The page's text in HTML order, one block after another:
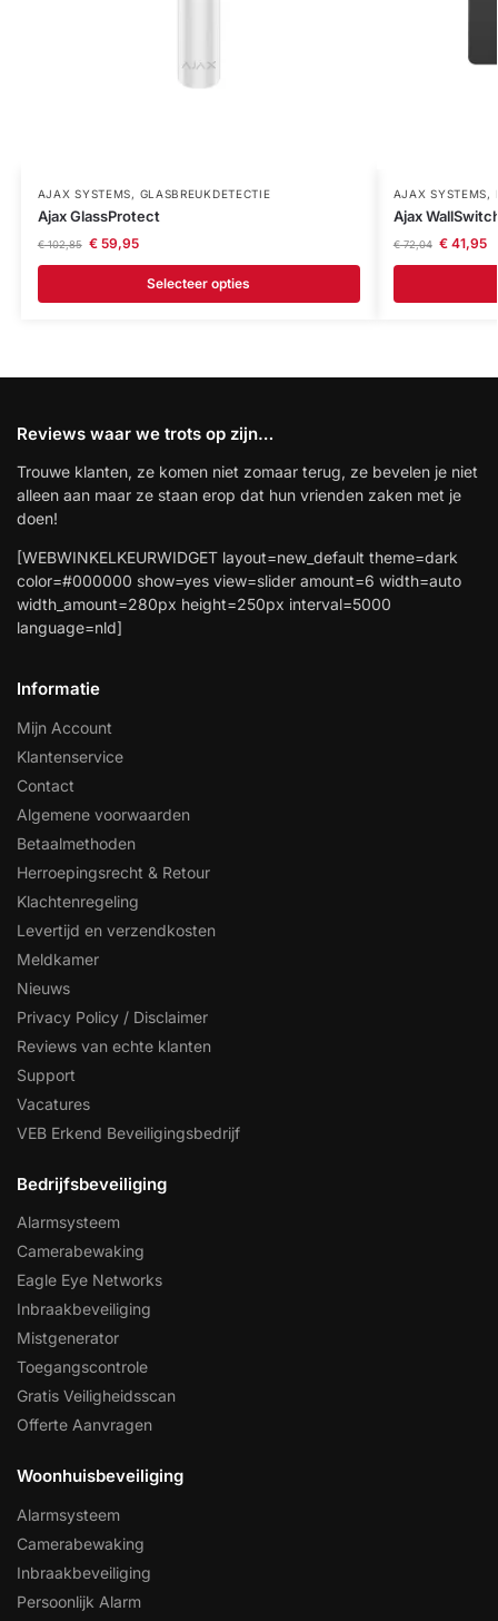
AJAX SYSTEMS, GLASBREUKDETECTIE
Ajax GlassProtect
€102,85 €59,95
Selecteer opties
AJAX SYSTEMS,
Ajax
€72,04 €41,95
Reviews waar we trots op zijn…
Trouwe klanten, ze komen niet zomaar terug, ze bevelen je niet
alleen aan maar ze staan erop dat hun vrienden zaken met je
doen!
[WEBWINKELKEURWIDGET layout=new_default theme=dark
color=#000000 show=yes view=slider amount=6 width=auto
width_amount=280px height=250px interval=5000
language=nld]
Informatie
Mijn Account
Klantenservice
Contact
Algemene voorwaarden
Betaalmethoden
Herroepingsrecht & Retour
Klachtenregeling
Levertijd en verzendkosten
Meldkamer
Nieuws
Privacy Policy / Disclaimer
Reviews van echte klanten
Support
Vacatures
VEB Erkend Beveiligingsbedrijf
Bedrijfsbeveiliging
Alarmsysteem
Camerabewaking
Eagle Eye Networks
Inbraakbeveiliging
Mistgenerator
Toegangscontrole
Gratis Veiligheidsscan
Offerte Aanvragen
Woonhuisbeveiliging
Alarmsysteem
Camerabewaking
Inbraakbeveiliging
Persoonlijk Alarm